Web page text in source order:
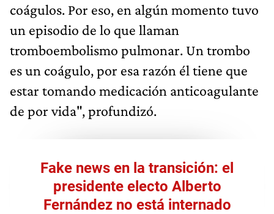
coágulos. Por eso, en algún momento tuvo
un episodio de lo que llaman
tromboembolismo pulmonar. Un trombo
es un coágulo, por esa razón él tiene que
estar tomando medicación anticoagulante
de por vida", profundizó.
Fake news en la transición: el
presidente electo Alberto
Fernández no está internado